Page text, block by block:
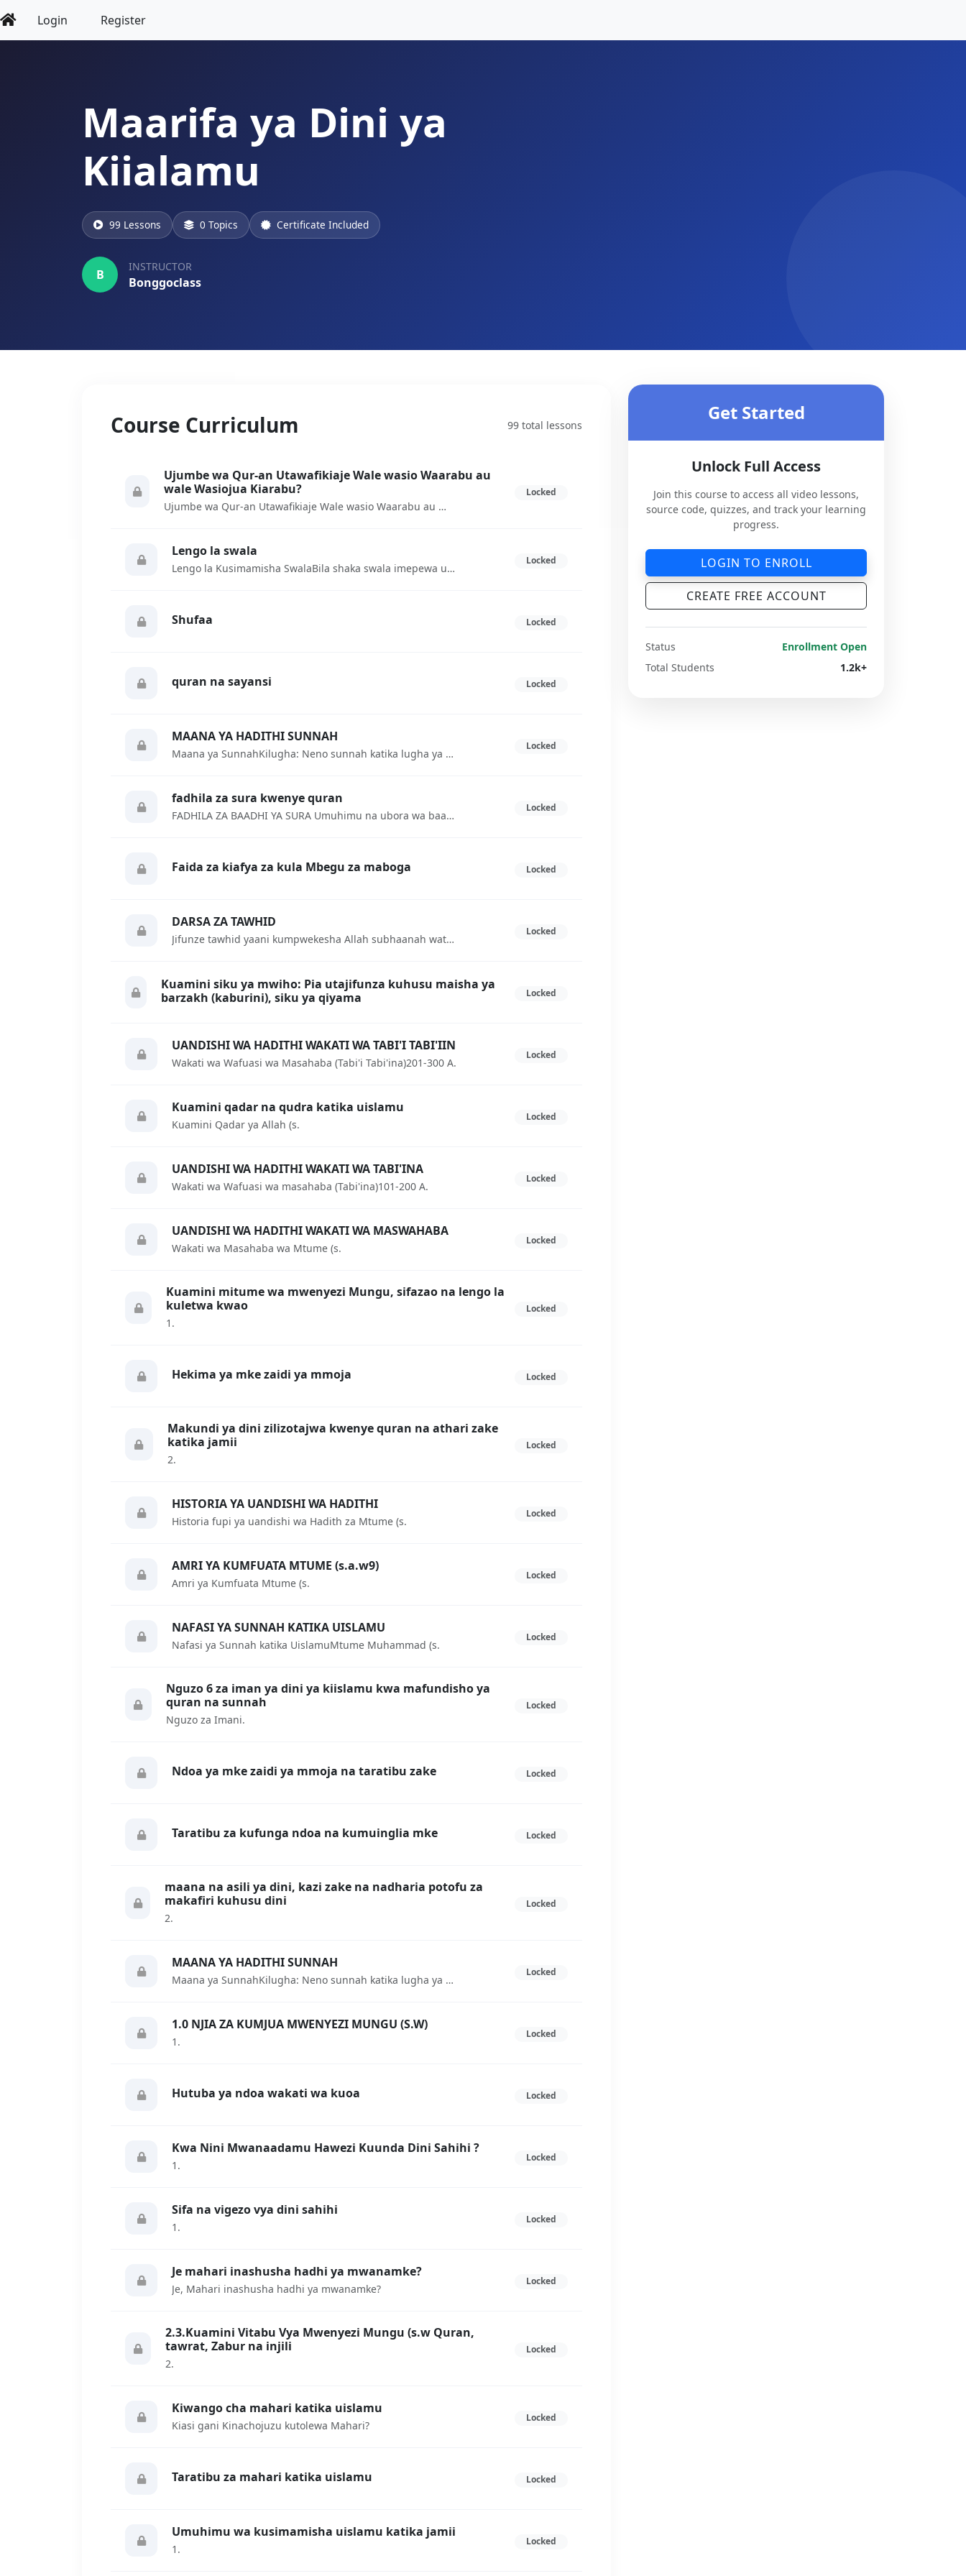
Login Register
Maarifa ya Dini ya
Kiialamu
99 Lessons 0 Topics Certificate Included
B
INSTRUCTOR
Bonggoclass
Course Curriculum 99 total lessons
Ujumbe wa Qur-an Utawafikiaje Wale wasio Waarabu au
wale Wasiojua Kiarabu?
Ujumbe wa Qur-an Utawafikiaje Wale wasio Waarabu au wale Wasiojua Kiarabu?
Locked
Lengo la swala
Lengo la Kusimamisha SwalaBila shaka swala imepewa umuhimu mkubwa kiasi cha kufanywa nguzo kubwa ya Uislamu kutokana na lengo lake.
Locked
Shufaa Locked
quran na sayansi Locked
MAANA YA HADITHI SUNNAH
Maana ya SunnahKilugha: Neno sunnah katika lugha ya Kiarabu lina maana ya mwenendo au mila.
Locked
fadhila za sura kwenye quran
FADHILA ZA BAADHI YA SURA Umuhimu na ubora wa baadhi ya sura na aya.
Locked
Faida za kiafya za kula Mbegu za maboga Locked
DARSA ZA TAWHID
Jifunze tawhid yaani kumpwekesha Allah subhaanah wata'aala
Locked
Kuamini siku ya mwiho: Pia utajifunza kuhusu maisha ya
barzakh (kaburini), siku ya qiyama
Locked
UANDISHI WA HADITHI WAKATI WA TABI'I TABI'IIN
Wakati wa Wafuasi wa Masahaba (Tabi'i Tabi'ina)201-300 A.
Locked
Kuamini qadar na qudra katika uislamu
Kuamini Qadar ya Allah (s.
Locked
UANDISHI WA HADITHI WAKATI WA TABI'INA
Wakati wa Wafuasi wa masahaba (Tabi'ina)101-200 A.
Locked
UANDISHI WA HADITHI WAKATI WA MASWAHABA
Wakati wa Masahaba wa Mtume (s.
Locked
Kuamini mitume wa mwenyezi Mungu, sifazao na lengo la
kuletwa kwao
1.
Locked
Hekima ya mke zaidi ya mmoja Locked
Makundi ya dini zilizotajwa kwenye quran na athari zake
katika jamii
2.
Locked
HISTORIA YA UANDISHI WA HADITHI
Historia fupi ya uandishi wa Hadith za Mtume (s.
Locked
AMRI YA KUMFUATA MTUME (s.a.w9)
Amri ya Kumfuata Mtume (s.
Locked
NAFASI YA SUNNAH KATIKA UISLAMU
Nafasi ya Sunnah katika UislamuMtume Muhammad (s.
Locked
Nguzo 6 za iman ya dini ya kiislamu kwa mafundisho ya
quran na sunnah
Nguzo za Imani.
Locked
Ndoa ya mke zaidi ya mmoja na taratibu zake Locked
Taratibu za kufunga ndoa na kumuinglia mke Locked
maana na asili ya dini, kazi zake na nadharia potofu za
makafiri kuhusu dini
2.
Locked
MAANA YA HADITHI SUNNAH
Maana ya SunnahKilugha: Neno sunnah katika lugha ya Kiarabu lina maana ya mwenendo au mila.
Locked
1.0 NJIA ZA KUMJUA MWENYEZI MUNGU (S.W)
1.
Locked
Hutuba ya ndoa wakati wa kuoa Locked
Kwa Nini Mwanaadamu Hawezi Kuunda Dini Sahihi ?
1.
Locked
Sifa na vigezo vya dini sahihi
1.
Locked
Je mahari inashusha hadhi ya mwanamke?
Je, Mahari inashusha hadhi ya mwanamke?
Locked
2.3.Kuamini Vitabu Vya Mwenyezi Mungu (s.w Quran,
tawrat, Zabur na injili
2.
Locked
Kiwango cha mahari katika uislamu
Kiasi gani Kinachojuzu kutolewa Mahari?
Locked
Taratibu za mahari katika uislamu Locked
Umuhimu wa kusimamisha uislamu katika jamii
1.
Locked
Get Started
Unlock Full Access
Join this course to access all video lessons,
source code, quizzes, and track your learning
progress.
LOGIN TO ENROLL
CREATE FREE ACCOUNT
Status
Enrollment Open
Total Students
1.2k+